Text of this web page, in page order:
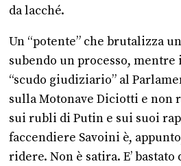
da lacché.
Un “potente” che brutalizza
subendo un processo, mentre
“scudo giudiziario” al
sulla Motonave Diciotti e non
sui rubli di Putin e sui suoi
faccendiere Savoini è,
ridere. Non è satira. E’